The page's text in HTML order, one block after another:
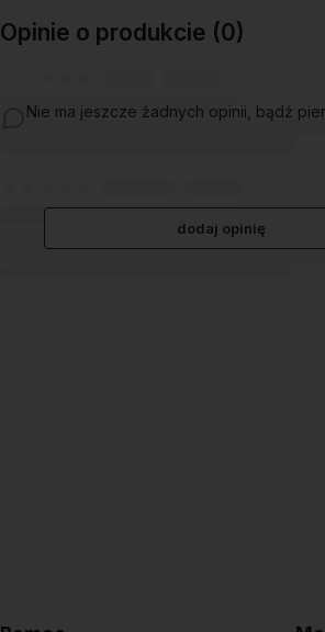
Opinie o produkcie (0)
Nie ma jeszcze żadnych opinii, bądź
dodaj opinię